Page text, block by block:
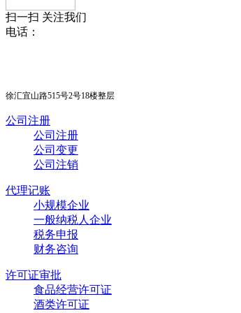
扫一扫 关注我们
电话：
徐汇宜山路515号2号18楼整层
公司注册
公司注册
公司变更
公司注销
代理记账
小规模企业
一般纳税人企业
税务申报
财务咨询
许可证审批
食品经营许可证
酒类许可证